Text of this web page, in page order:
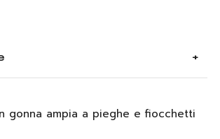
gonna ampia a pieghe e fiocchetti